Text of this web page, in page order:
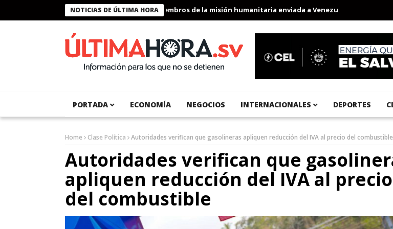
NOTICIAS DE ÚLTIMA HORA
Presidente Bukele condecora a miembros de la misión humanitaria enviada a Venezuela Aeropuerto
PORTADA ECONOMÍA NEGOCIOS INTERNACIONALES DEPORTES
Home Clase Política Autoridades verifican que gasolineras apliquen reducción del IVA al precio del combustible
Autoridades verifican que
apliquen reducción del IVA al precio
del combustible